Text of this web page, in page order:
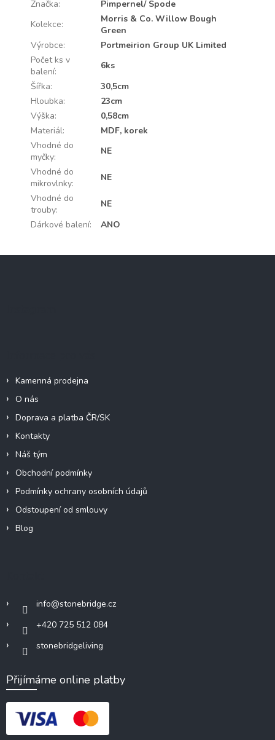
Značka:
Pimpernel/ Spode
Kolekce:
Morris & Co. Willow Bough
Green
Výrobce:
Portmeirion Group UK Limited
Počet ks v
balení:
6ks
Šířka:
30,5cm
Hloubka:
23cm
Výška:
0,58cm
Materiál:
MDF, korek
Vhodné do
myčky:
NE
Vhodné do
mikrovlnky:
NE
Vhodné do
trouby:
NE
Dárkové balení: ANO
Z
Kamenná prodejna
O nás
Doprava a platba ČR/SK
Kontakty
Náš tým
Obchodní podmínky
Podmínky ochrany osobních údajů
Odstoupení od smlouvy
Blog
info@stonebridge.cz
+420 725 512 084
stonebridgeliving
Přijímáme online platby